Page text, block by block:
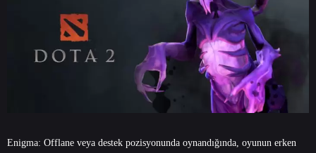
Enigma: Offlane veya destek pozisyonunda oynandığında, oyunun erken